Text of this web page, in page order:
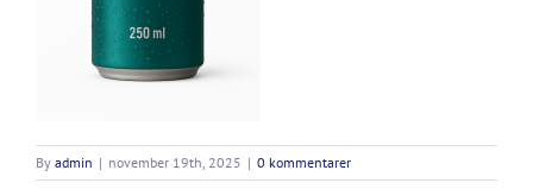
By admin | november 19th, 2025 | 0 kommentarer